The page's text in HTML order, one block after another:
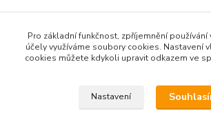
vystavit kupujícímu účtenku. Zároveň je
přijatou tržbu u správce daně online; v
Pro základní funkčnost, zpříjemnění
účely využíváme soubory cookies. Nastavení
cookies můžete kdykoli upravit odkazem ve
Nastavení